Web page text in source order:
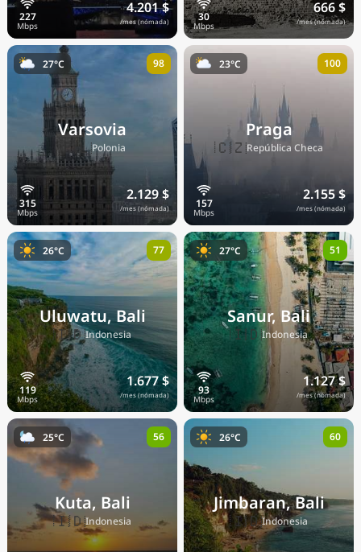
4.201 $
/mes (nómada)
666 $
/mes (nómada)
Varsovia
🇵🇱Polonia
2.129 $
/mes (nómada)
27°C 98
Praga
🇨🇿República Checa
2.155 $
/mes (nómada)
23°C 100
Uluwatu, Bali
🇮🇩Indonesia
1.677 $
/mes (nómada)
26°C 77
Sanur, Bali
🇮🇩Indonesia
1.127 $
/mes (nómada)
27°C 51
Kuta, Bali
🇮🇩Indonesia
25°C 56
Jimbaran, Bali
🇮🇩Indonesia
26°C 60